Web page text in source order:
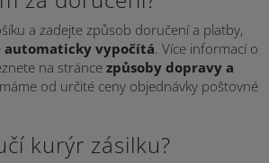
a zadejte způsob doručení a platby,
automaticky vypočítá. Více informací o
na stránce způsoby dopravy a
od určité ceny objednávky poštovné
kurýr zásilku?